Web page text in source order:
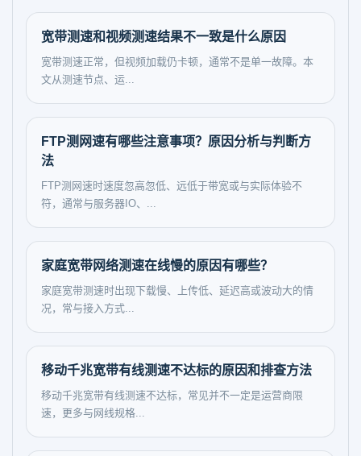
宽带测速和视频测速结果不一致是什么原因
宽带测速正常，但视频加载仍卡顿，通常不是单一故障。本
文从测速节点、运...
FTP测网速有哪些注意事项？原因分析与判断方
法
FTP测网速时速度忽高忽低、远低于带宽或与实际体验不
符，通常与服务器IO、...
家庭宽带网络测速在线慢的原因有哪些？
家庭宽带测速时出现下载慢、上传低、延迟高或波动大的情
况，常与接入方式...
移动千兆宽带有线测速不达标的原因和排查方法
移动千兆宽带有线测速不达标，常见并不一定是运营商限
速，更多与网线规格...